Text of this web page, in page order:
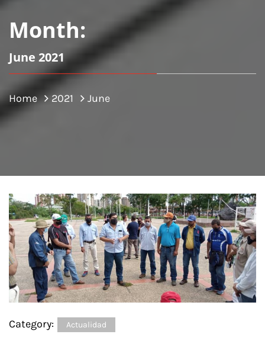
Month:
June 2021
Home 2021 June
Category: Actualidad